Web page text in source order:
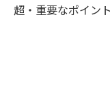
超・重要なポイン